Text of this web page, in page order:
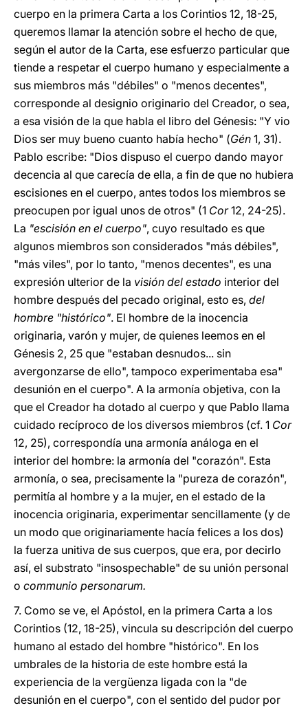
cuerpo en la primera Carta a los Corintios 12, 18-25,
queremos llamar la atención sobre el hecho de que,
según el autor de la Carta, ese esfuerzo particular que
tiende a respetar el cuerpo humano y especialmente a
sus miembros más "débiles" o "menos decentes",
corresponde al designio originario del Creador, o sea,
a esa visión de la que habla el libro del Génesis: "Y vio
Dios ser muy bueno cuanto había hecho" (Gén 1, 31).
Pablo escribe: "Dios dispuso el cuerpo dando mayor
decencia al que carecía de ella, a fin de que no hubiera
escisiones en el cuerpo, antes todos los miembros se
preocupen por igual unos de otros" (1 Cor12, 24-25).
La "escisión en el cuerpo", cuyo resultado es que
algunos miembros son considerados "más débiles",
"más viles", por lo tanto, "menos decentes", es una
expresión ulterior de la visión del estado interior del
hombre después del pecado original, esto es, del
hombre "histórico". El hombre de la inocencia
originaria, varón y mujer, de quienes leemos en el
Génesis 2, 25 que "estaban desnudos... sin
avergonzarse de ello", tampoco experimentaba esa"
desunión en el cuerpo". A la armonía objetiva, con la
que el Creador ha dotado al cuerpo y que Pablo llama
cuidado recíproco de los diversos miembros (cf. 1 Cor
12, 25), correspondía una armonía análoga en el
interior del hombre: la armonía del "corazón". Esta
armonía, o sea, precisamente la "pureza de corazón",
permitía al hombre y a la mujer, en el estado de la
inocencia originaria, experimentar sencillamente (y de
un modo que originariamente hacía felices a los dos)
la fuerza unitiva de sus cuerpos, que era, por decirlo
así, el substrato "insospechable" de su unión personal
o communio personarum.
7. Como se ve, el Apóstol, en la primera Carta a los
Corintios (12, 18-25), vincula su descripción del cuerpo
humano al estado del hombre "histórico". En los
umbrales de la historia de este hombre está la
experiencia de la vergüenza ligada con la "de
desunión en el cuerpo", con el sentido del pudor por